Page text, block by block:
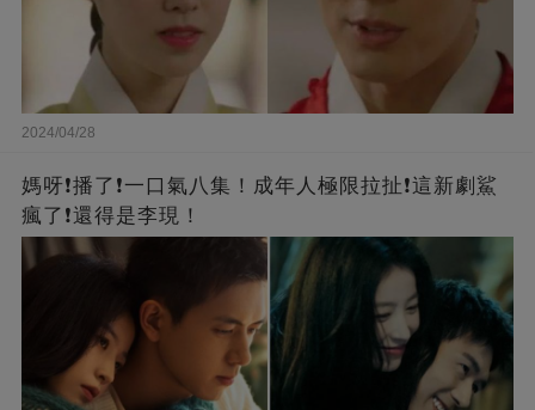
2024/04/28
媽呀❗️播了❗一口氣八集！成年人極限拉扯❗這新劇鯊
瘋了❗還得是李現！